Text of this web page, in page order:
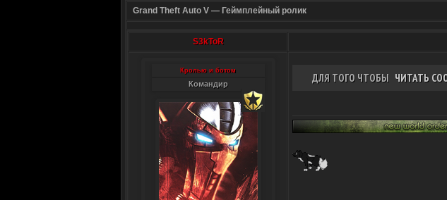
Grand Theft Auto V — Геймплейный ролик
S3kToR
Кролью и ботом
Командир ДЛЯ ТОГО ЧТОБЫ ЧИТАТЬ